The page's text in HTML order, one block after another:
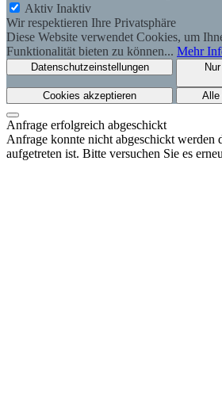
Aktiv Inaktiv
Wir respektieren Ihre Privatsphäre
Diese Website verwendet Cookies, um
Funktionalität bieten zu können... Mehr
Datenschutzeinstellungen
Cookies akzeptieren
Alle
Anfrage erfolgreich abgeschickt
Anfrage konnte nicht abgeschickt werden
aufgetreten ist. Bitte versuchen Sie es